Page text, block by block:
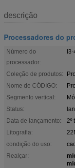
descrição
Processadores do
Número do
processador:
Coleção de produtos:
Nome de CÓDIGO:
Segmento vertical:
Status:
Data de lançamento:
2º
Litografia:
condição do uso:
Realçar: